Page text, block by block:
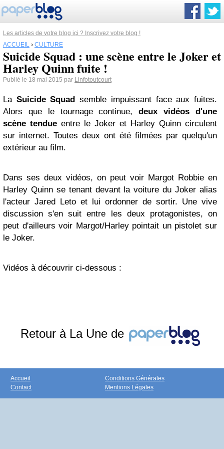
Les articles de votre blog ici ? Inscrivez votre blog !
ACCUEIL › CULTURE
Suicide Squad : une scène entre le Joker et
Harley Quinn fuite !
Publié le 18 mai 2015 par Linfotoutcourt
La Suicide Squad semble impuissant face aux fuites.
Alors que le tournage continue,deux vidéos d'une
scène tendue entre le Joker et Harley Quinn circulent
sur internet. Toutes deux ont été filmées par quelqu'un
extérieur au film.
Dans ses deux vidéos, on peut voir Margot Robbie en
Harley Quinn se tenant devant la voiture du Joker alias
l'acteur Jared Leto et lui ordonner de sortir. Une vive
discussion s'en suit entre les deux protagonistes, on
peut d'ailleurs voir Margot/Harley pointait un pistolet sur
le Joker.
Vidéos à découvrir ci-dessous :
Retour à La Une de
Accueil
Contact
Conditions Générales
Mentions Légales